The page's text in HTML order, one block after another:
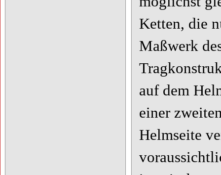
Ketten, die
Maßwerk
auf dem
einer
Helmseite